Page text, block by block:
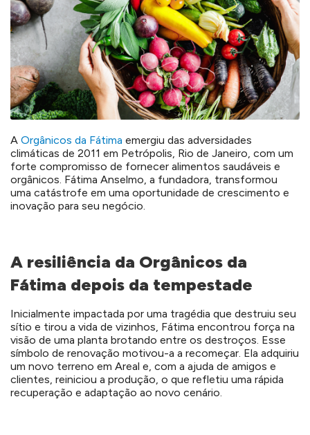
A Orgânicos da Fátima emergiu das adversidades
climáticas de 2011 em Petrópolis, Rio de Janeiro, com um
forte compromisso de fornecer alimentos saudáveis e
orgânicos. Fátima Anselmo, a fundadora, transformou
uma catástrofe em uma oportunidade de crescimento e
inovação para seu negócio.
A resiliência da Orgânicos da
Fátima depois da tempestade
Inicialmente impactada por uma tragédia que destruiu seu
sítio e tirou a vida de vizinhos, Fátima encontrou força na
visão de uma planta brotando entre os destroços. Esse
símbolo de renovação motivou-a a recomeçar. Ela adquiriu
um novo terreno em Areal e, com a ajuda de amigos e
clientes, reiniciou a produção, o que refletiu uma rápida
recuperação e adaptação ao novo cenário.